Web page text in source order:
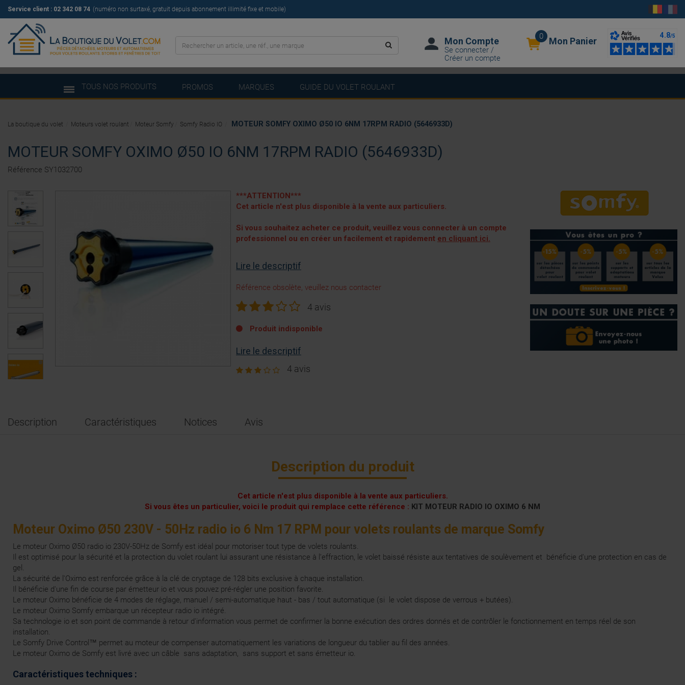
Service client : 02 342 08 74 (numéro non surtaxé, gratuit depuis abonnement illimité fixe et mobile)
Mon Compte
Se connecter /
Créer un compte
0 Mon Panier
TOUS NOS PRODUITS PROMOS MARQUES GUIDE DU VOLET ROULANT
MOTEUR SOMFY OXIMO Ø50 IO 6NM 17RPM RADIO (5646933D)
Référence SY1032700
***ATTENTION***
Cet article n'est plus disponible à la vente aux particuliers.
Si vous souhaitez acheter ce produit, veuillez vous connecter à un compte
professionnel ou en créer un facilement et rapidement en cliquant ici.
Lire le descriptif
Référence obsolète, veuillez nous contacter
4 avis
Produit indisponible
Lire le descriptif
4 avis
Description Caractéristiques Notices Avis
Description du produit
Cet article n'est plus disponible à la vente aux particuliers.
Si vous êtes un particulier, voici le produit qui remplace cette référence : KIT MOTEUR RADIO IO OXIMO 6 NM
Moteur Oximo Ø50 230V - 50Hz radio io 6 Nm 17 RPM pour volets roulants de marque Somfy
Le moteur Oximo Ø50 radio io 230V-50Hz de Somfy est idéal pour motoriser tout type de volets roulants.
Il est optimisé pour la sécurité et la protection du volet roulant lui assurant une résistance à l’effraction, le volet baissé résiste aux tentatives de soulèvement et bénéficie d'une protection en cas de
gel.
La sécurité de l'Oximo est renforcée grâce à la clé de cryptage de 128 bits exclusive à chaque installation.
Il bénéficie d'une fin de course par émetteur io et vous pouvez pré-régler une position favorite.
Le moteur Oximo bénéficie de 4 modes de réglage, manuel / semi-automatique haut - bas / tout automatique (si le volet dispose de verrous + butées).
Le moteur Oximo Somfy embarque un récepteur radio io intégré.
Sa technologie io et son point de commande à retour d'information vous permet de confirmer la bonne exécution des ordres donnés et de contrôler le fonctionnement en temps réel de son
installation.
Le Somfy Drive Control™ permet au moteur de compenser automatiquement les variations de longueur du tablier au fil des années.
Le moteur Oximo de Somfy est livré avec un câble sans adaptation, sans support et sans émetteur io.
Caractéristiques techniques :
La boutique du volet Moteurs volet roulant Moteur Somfy Somfy Radio IO MOTEUR SOMFY OXIMO Ø50 IO 6NM 17RPM RADIO (5646933D)